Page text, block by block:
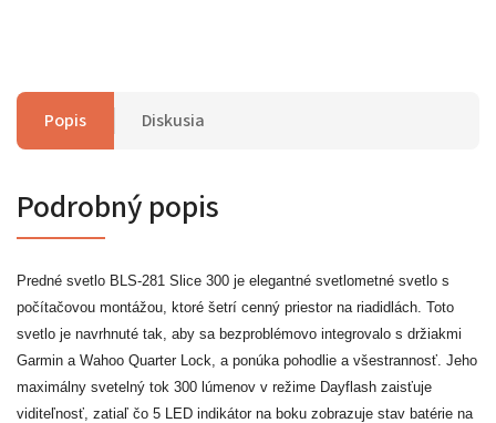
Popis Diskusia
Podrobný popis
Predné svetlo BLS-281 Slice 300 je elegantné svetlometné svetlo s
počítačovou montážou, ktoré šetrí cenný priestor na riadidlách. Toto
svetlo je navrhnuté tak, aby sa bezproblémovo integrovalo s držiakmi
Garmin a Wahoo Quarter Lock, a ponúka pohodlie a všestrannosť. Jeho
maximálny svetelný tok 300 lúmenov v režime Dayflash zaisťuje
viditeľnosť, zatiaľ čo 5 LED indikátor na boku zobrazuje stav batérie na